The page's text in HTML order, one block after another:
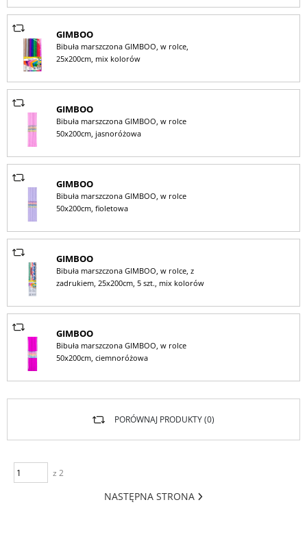
GIMBOO
Bibuła marszczona GIMBOO, w rolce,
25x200cm, mix kolorów
GIMBOO
Bibuła marszczona GIMBOO, w rolce
50x200cm, jasnoróżowa
GIMBOO
Bibuła marszczona GIMBOO, w rolce
50x200cm, fioletowa
GIMBOO
Bibuła marszczona GIMBOO, w rolce, z
zadrukiem, 25x200cm, 5 szt., mix kolorów
GIMBOO
Bibuła marszczona GIMBOO, w rolce
50x200cm, ciemnoróżowa
z 2
PORÓWNAJ PRODUKTY (0)
NASTĘPNA STRONA